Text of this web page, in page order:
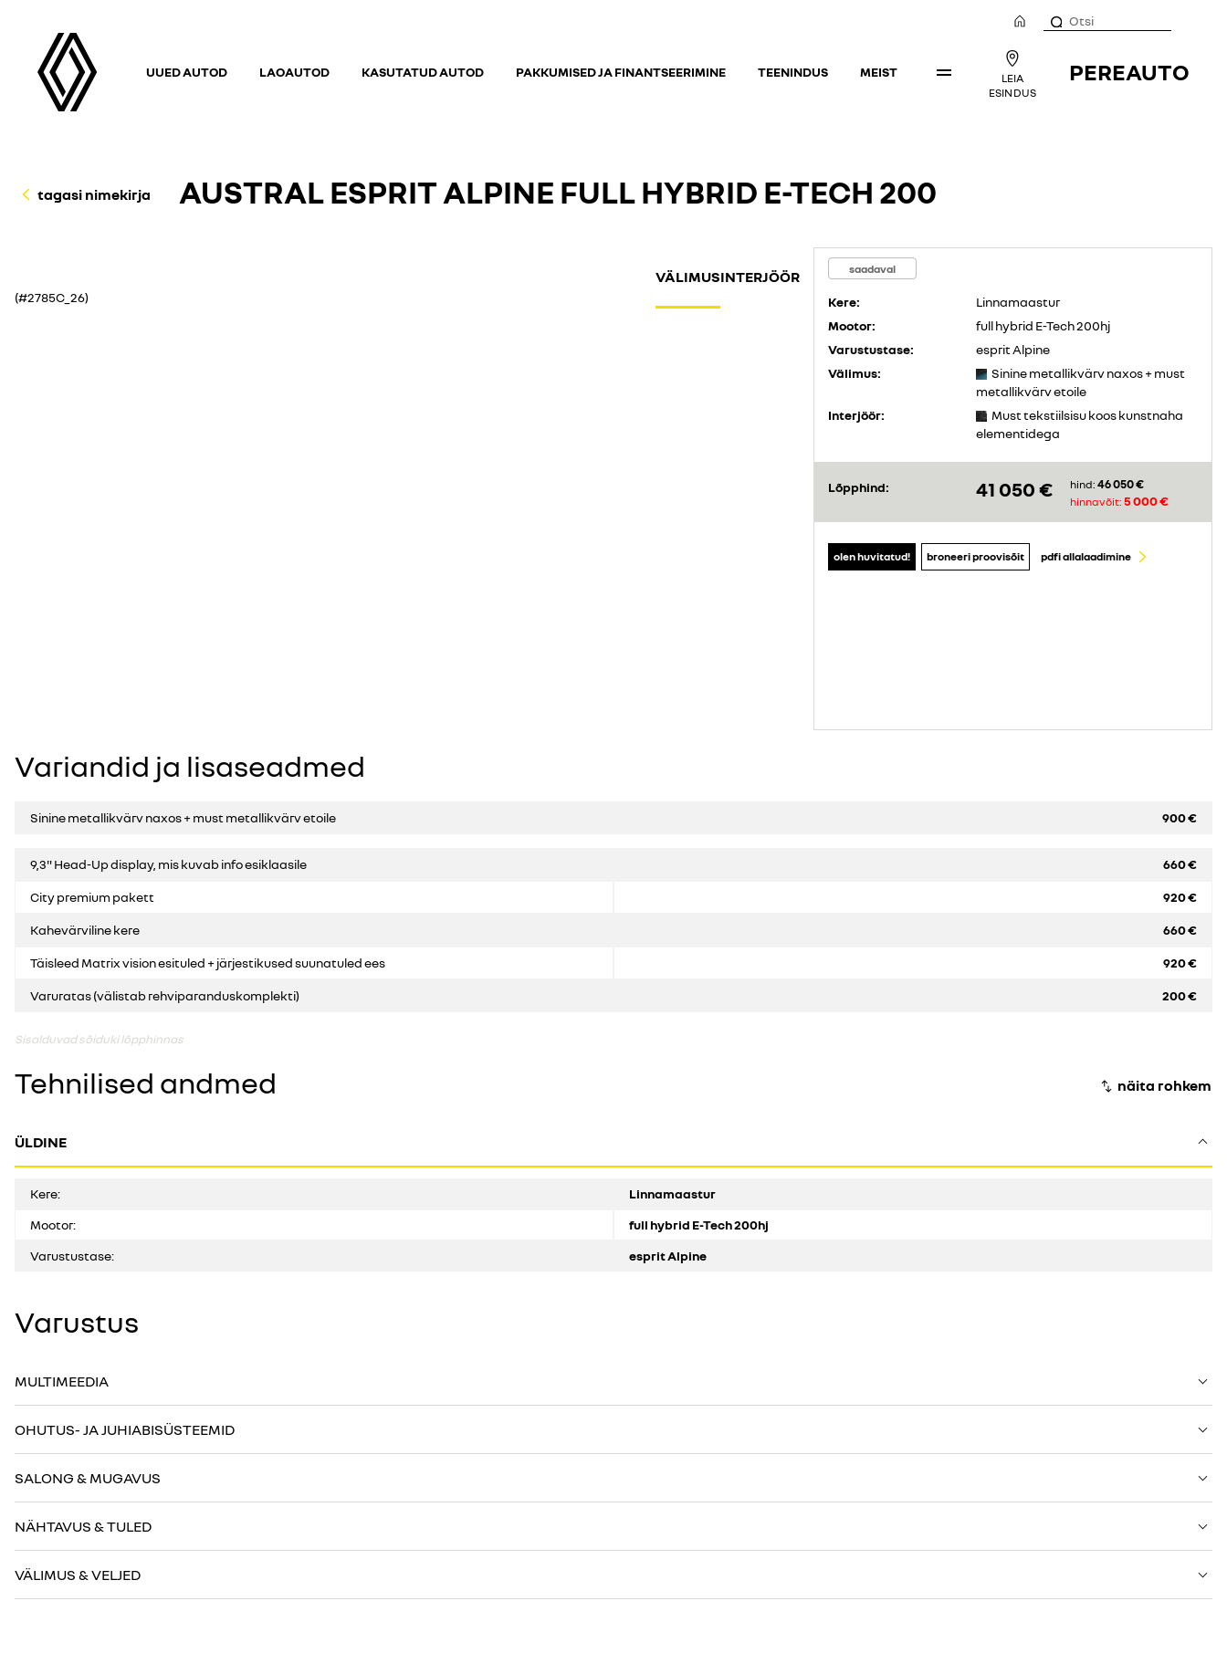
LEIA
ESINDUS
PEREAUTO
UUED AUTOD LAOAUTOD KASUTATUD AUTOD PAKKUMISED JA FINANTSEERIMINE TEENINDUS MEIST
tagasi nimekirja AUSTRAL ESPRIT ALPINE FULL HYBRID E-TECH 200
(#2785C_26)
VÄLIMUSINTERJÖÖR saadaval
Kere:
Linnamaastur
Mootor:
full hybrid E-Tech 200hj
Varustustase:
esprit Alpine
Välimus:
Sinine metallikvärv naxos + must
metallikvärv etoile
Interjöör:
Must tekstiilsisu koos kunstnaha
elementidega
Lõpphind: 41 050 € hind: 46 050 €
hinnavõit: 5 000 €
olen huvitatud! broneeri proovisõit pdfi allalaadimine
Variandid ja lisaseadmed
Sinine metallikvärv naxos + must metallikvärv etoile 900 €
9,3" Head-Up display, mis kuvab info esiklaasile 660 €
City premium pakett 920 €
Kahevärviline kere 660 €
Täisleed Matrix vision esituled + järjestikused suunatuled ees 920 €
Varuratas (välistab rehviparanduskomplekti) 200 €
Sisalduvad sõiduki lõpphinnas
Tehnilised andmed
ÜLDINE
Kere:
Linnamaastur
Mootor:
full hybrid E-Tech 200hj
Varustustase:
esprit Alpine
Varustus
MULTIMEEDIA
OHUTUS- JA JUHIABISÜSTEEMID
SALONG & MUGAVUS
NÄHTAVUS & TULED
VÄLIMUS & VELJED